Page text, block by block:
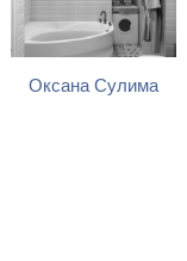
Оксана Сулима